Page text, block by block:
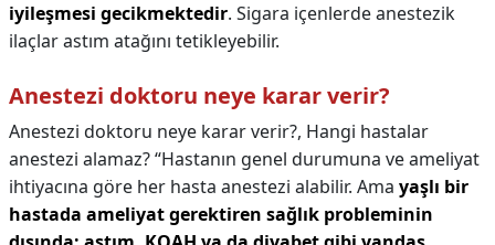
iyileşmesi gecikmektedir. Sigara içenlerde anestezik
ilaçlar astım atağını tetikleyebilir.
Anestezi doktoru neye karar verir?
Anestezi doktoru neye karar verir?, Hangi hastalar
anestezi alamaz? “Hastanın genel durumuna ve ameliyat
ihtiyacına göre her hasta anestezi alabilir. Ama yaşlı bir
hastada ameliyat gerektiren sağlık probleminin